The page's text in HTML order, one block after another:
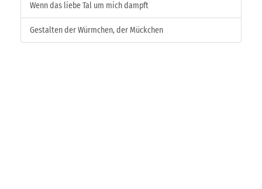
Wenn das liebe Tal um mich dampft
Gestalten der Würmchen, der Mückchen